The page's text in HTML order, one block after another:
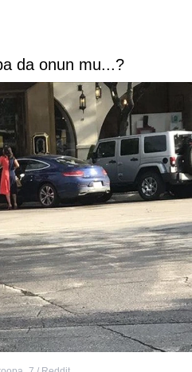
da onun mu...?